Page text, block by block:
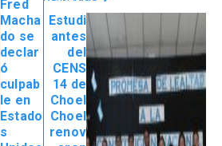
Fred
Macha
do se
declar
ó
culpab
le en
Estado
s
Estudi
antes
del
CENS
14 de
Choel
Choel
renov